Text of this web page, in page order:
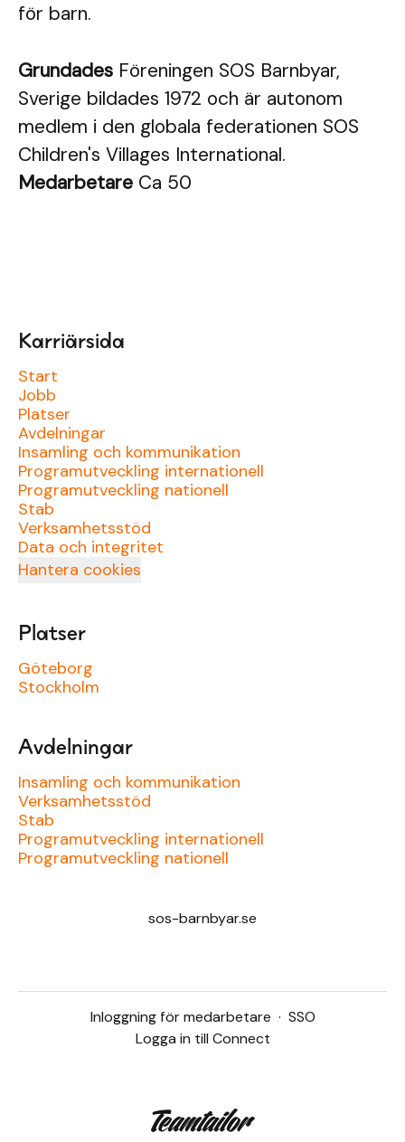
för barn.
Grundades Föreningen SOS Barnbyar,
Sverige bildades 1972 och är autonom
medlem i den globala federationen SOS
Children's Villages International.
Medarbetare Ca 50
Karriärsida
Start
Jobb
Platser
Avdelningar
Insamling och kommunikation
Programutveckling internationell
Programutveckling nationell
Stab
Verksamhetsstöd
Data och integritet
Hantera cookies
Platser
Göteborg
Stockholm
Avdelningar
Insamling och kommunikation
Verksamhetsstöd
Stab
Programutveckling internationell
Programutveckling nationell
sos-barnbyar.se
Inloggning för medarbetare · SSO
Logga in till Connect